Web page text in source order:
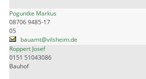
Poguntke Markus
08706 9485-17
05
bauamt@vilsheim.de
Roppert Josef
0151 51043086
Bauhof